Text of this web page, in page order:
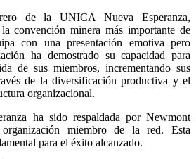
de la UNICA Nueva Esperanza,
convención minera más importante de
con una presentación emotiva pero
ha demostrado su capacidad para
de sus miembros, incrementando sus
de la diversificación productiva y el
organizacional.
ha sido respaldada por Newmont
miembro de la red. Esta
para el éxito alcanzado.